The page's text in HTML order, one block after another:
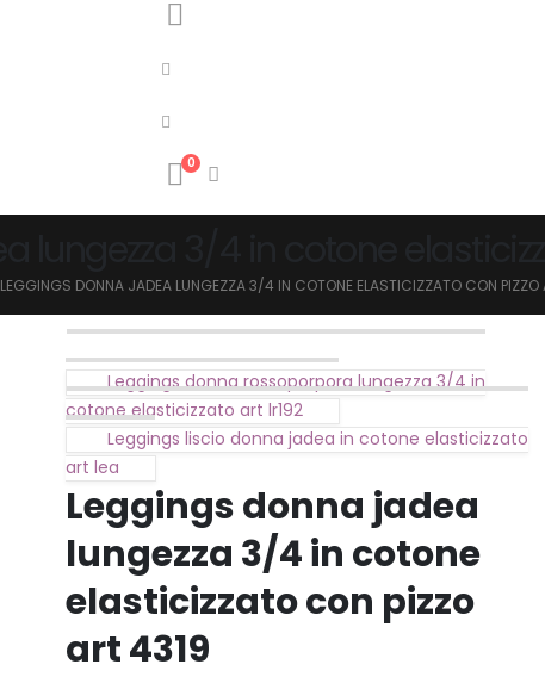
0
LEGGINGS DONNA JADEA LUNGEZZA 3/4 IN COTONE ELASTICIZZATO CON PIZZO
Leggings donna rossoporpora lungezza 3/4 in
cotone elasticizzato art lr192
Leggings liscio donna jadea in cotone elasticizzato
art lea
Leggings donna jadea
lungezza 3/4 in cotone
elasticizzato con pizzo
art 4319